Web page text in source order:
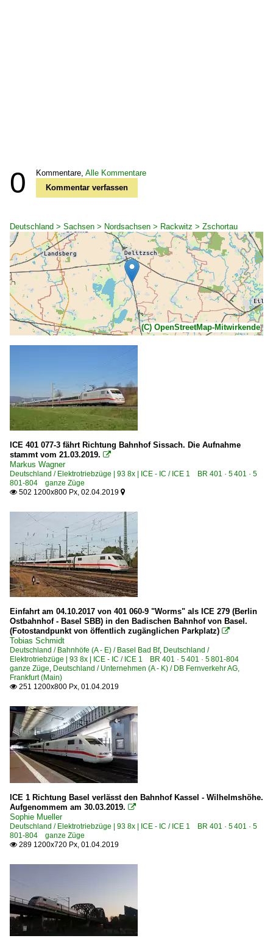
0 Kommentare, Alle Kommentare
Kommentar verfassen
Deutschland > Sachsen > Nordsachsen > Rackwitz > Zschortau
(C) OpenStreetMap-Mitwirkende
ICE 401 077-3 fährt Richtung Bahnhof Sissach. Die Aufnahme
stammt vom 21.03.2019. 
Markus Wagner
Deutschland / Elektrotriebzüge | 93 8x | ICE - IC / ICE 1 BR 401 · 5 401 · 5
801-804 ganze Züge
 502 1200x800 Px, 02.04.2019 
Einfahrt am 04.10.2017 von 401 060-9 "Worms" als ICE 279 (Berlin
Ostbahnhof - Basel SBB) in den Badischen Bahnhof von Basel.
(Fotostandpunkt von öffentlich zugänglichen Parkplatz) 
Tobias Schmidt
Deutschland / Bahnhöfe (A - E) / Basel Bad Bf, Deutschland /
Elektrotriebzüge | 93 8x | ICE - IC / ICE 1 BR 401 · 5 401 · 5 801-804
ganze Züge, Deutschland / Unternehmen (A - K) / DB Fernverkehr AG,
Frankfurt (Main)
 251 1200x800 Px, 01.04.2019
ICE 1 Richtung Basel verlässt den Bahnhof Kassel - Wilhelmshöhe.
Aufgenommem am 30.03.2019. 
Sophie Mueller
Deutschland / Elektrotriebzüge | 93 8x | ICE - IC / ICE 1 BR 401 · 5 401 · 5
801-804 ganze Züge
 289 1200x720 Px, 01.04.2019